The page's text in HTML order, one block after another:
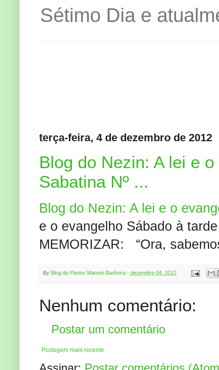
Sétimo Dia e
terça-feira, 4 de dezembro de 2012
Blog do Nezin: A lei e
Sabatina Nº ...
Blog do Nezin: A lei e o
e o evangelho Sábado à
MEMORIZAR: “Ora,
By Blog do Pastor Manoel Barbosa - dezembro 04, 2012
Nenhum comentário:
Postar um comentário
Postagem mais recente